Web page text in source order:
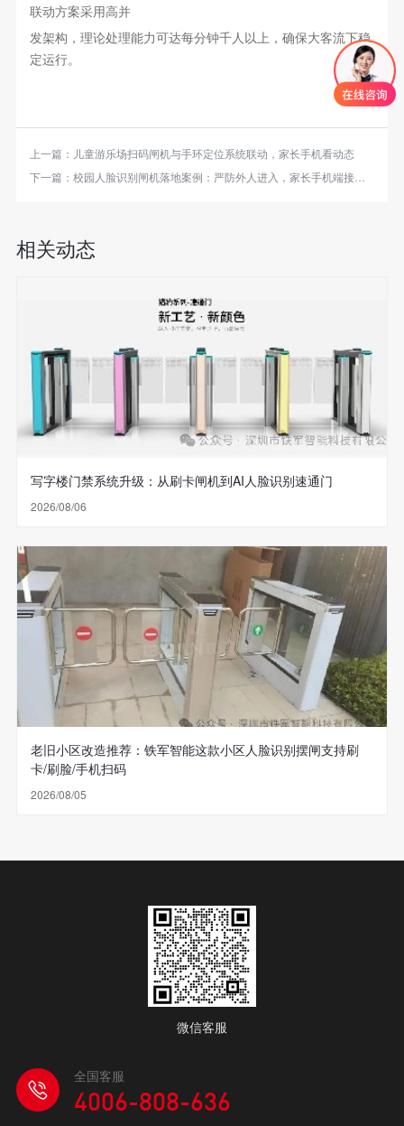
联动方案采用高并
发架构，理论处理能力可达每分钟千人以上，确保大客流下稳
定运行。
上一篇： 儿童游乐场扫码闸机与手环定位系统联动，家长手机看动态
下一篇： 校园人脸识别闸机落地案例：严防外人进入，家长手机端接收提醒
相关动态
写字楼门禁系统升级：从刷卡闸机到AI人脸识别速通门
2026/08/06
老旧小区改造推荐：铁军智能这款小区人脸识别摆闸支持刷
卡/刷脸/手机扫码
2026/08/05
微信客服
全国客服
4006-808-636